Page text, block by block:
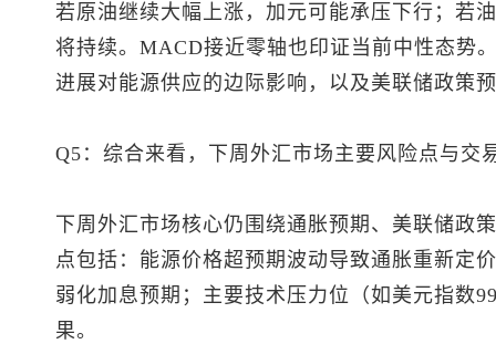
若原油继续大幅上涨，加元可能承压下行；若
将持续。MACD接近零轴也印证当前中性态势
进展对能源供应的边际影响，以及美联储政策
Q5：综合来看，下周外汇市场主要风险点与交
下周外汇市场核心仍围绕通胀预期、美联储政
点包括：能源价格超预期波动导致通胀重新定
弱化加息预期；主要技术压力位（如 美元指数
果。